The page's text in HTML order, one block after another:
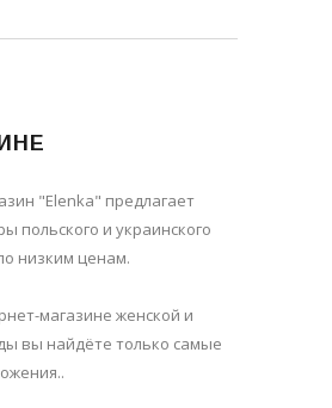
"Elenka" предлагает
польского и украинского
низким ценам.
магазине женской и
вы найдёте только самые